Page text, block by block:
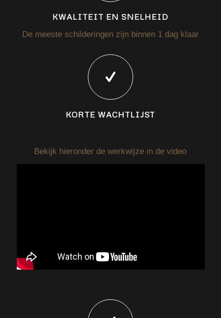
KWALITEIT EN SNELHEID
De meeste schilderingen zijn binnen 1 dag klaar
KORTE WACHTLIJST
Bekijk hieronder de werkwijze in de video